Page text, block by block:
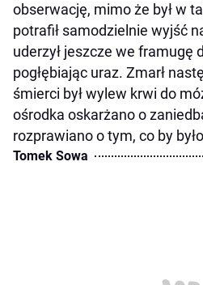
obserwację, mimo że był w
potrafił samodzielnie wyjść
uderzył jeszcze we framugę
pogłębiając uraz. Zmarł
śmierci był wylew krwi do
ośrodka oskarżano o
rozprawiano o tym, co by
Tomek Sowa